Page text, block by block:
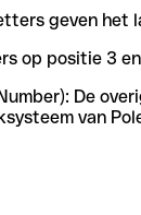
geven het
op positie 3
De
van